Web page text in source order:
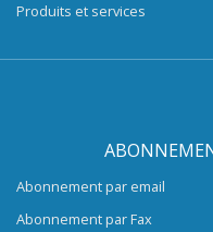
Produits et services
Abonnement par email
Abonnement par Fax